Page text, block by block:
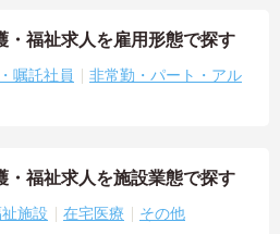
・福祉求人を雇用形態で探す
嘱託社員
非常勤・パート・アル
・福祉求人を施設業態で探す
施設 在宅医療 その他